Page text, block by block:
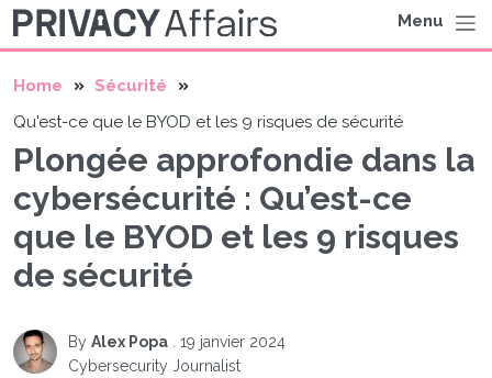
Menu
Home
Sécurité
Qu'est-ce que le BYOD et les 9 risques de sécurité
Plongée approfondie dans la
cybersécurité : Qu’est-ce
que le BYOD et les 9 risques
de sécurité
By Alex Popa
19 janvier 2024
Cybersecurity Journalist